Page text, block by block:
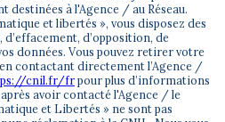
destinées à l'Agence / au Réseau.
et libertés », vous disposez des
d’opposition, de
données. Vous pouvez retirer votre
contactant directement l’Agence /
cnil.fr/frpour plus d’informations
avoir contacté l'Agence / le
et Libertés » ne sont pas